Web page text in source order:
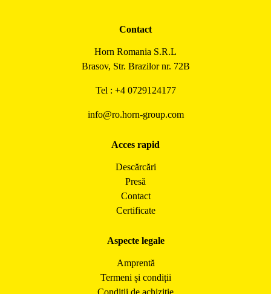
Contact
Horn Romania S.R.L
Brasov, Str. Brazilor nr. 72B
Tel : +4 0729124177
info@ro.horn-group.com
Acces rapid
Descărcări
Presă
Contact
Certificate
Aspecte legale
Amprentă
Termeni și condiții
Condiții de achiziție